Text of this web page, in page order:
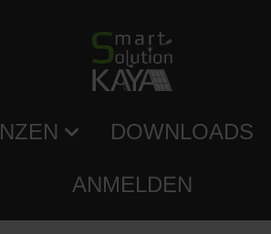
DOWNLOADS
ANMELDEN